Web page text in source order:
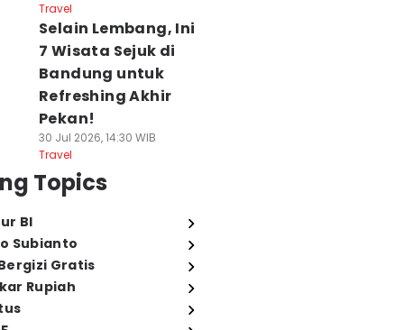
Travel
Selain Lembang, Ini
7 Wisata Sejuk di
Bandung untuk
Refreshing Akhir
Pekan!
30 Jul 2026, 14:30 WIB
Travel
Topics
BI
Subianto
Gratis
Rupiah